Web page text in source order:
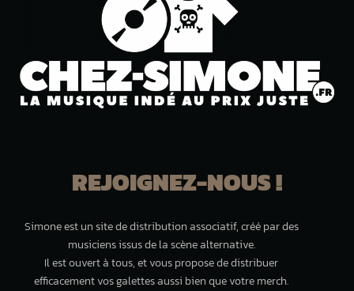
REJOIGNEZ-NOUS !
Simone est un site de distribution associatif, créé par des
musiciens issus de la scène alternative.
Il est ouvert à tous, et vous propose de distribuer
efficacement vos galettes aussi bien que votre merch.